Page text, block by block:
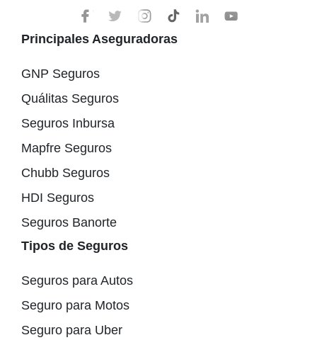
Principales Aseguradoras
GNP Seguros
Quálitas Seguros
Seguros Inbursa
Mapfre Seguros
Chubb Seguros
HDI Seguros
Seguros Banorte
Tipos de Seguros
Seguros para Autos
Seguro para Motos
Seguro para Uber